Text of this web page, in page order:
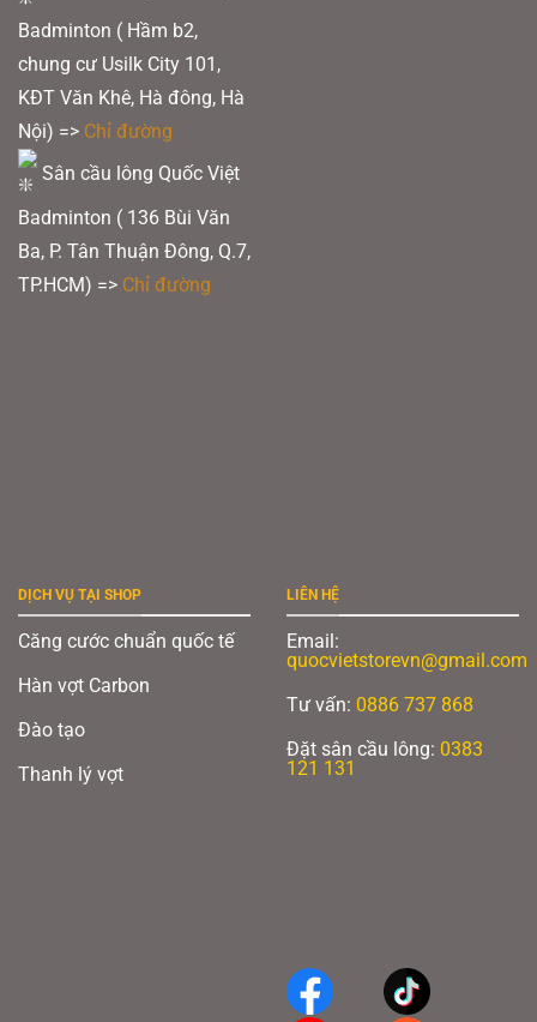
Badminton ( Hầm b2,
chung cư Usilk City 101,
KĐT Văn Khê, Hà đông, Hà
Nội) => Chỉ đường
Sân cầu lông Quốc Việt
Badminton ( 136 Bùi Văn
Ba, P. Tân Thuận Đông, Q.7,
TP.HCM) => Chỉ đường
DỊCH VỤ TẠI SHOP
Căng cước chuẩn quốc tế
Hàn vợt Carbon
Đào tạo
Thanh lý vợt
LIÊN HỆ
Email:
quocvietstorevn@gmail.com
Tư vấn: 0886 737 868
Đặt sân cầu lông: 0383
121 131